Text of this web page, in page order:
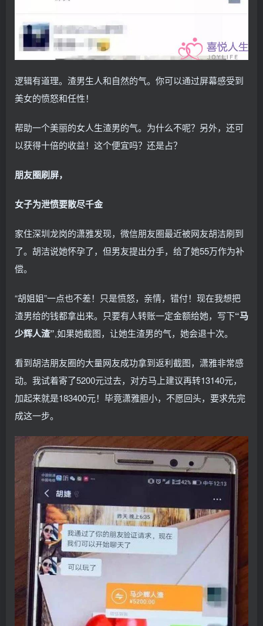
逻辑有道理。渣男生人和自然的气。你可以通过屏幕感受到
美女的愤怒和任性！
帮助一个美丽的女人生渣男的气。为什么不呢？另外，还可
以获得十倍的收益！这个便宜吗？还是占？
朋友圈刷屏，
女子为泄愤要散尽千金
家住深圳龙岗的潇雅发现，微信朋友圈最近被网友胡洁刷到
了。胡洁说她怀孕了，但男友提出分手，给了她55万作为补
偿。
“胡姐姐”一点也不差！只是愤怒，亲情，错付！现在我想把
渣男给的钱都拿出来。只要有人转账一定金额给她，写下“马
少辉人渣”,如果她截图，让她生渣男的气，她会退十次。
看到胡洁朋友圈的大量网友成功拿到返利截图，潇雅非常感
动。我试着寄了5200元过去，对方马上建议再转13140元，
加起来就是183400元！毕竟潇雅胆小，不愿回头，要求先完
成这一步。